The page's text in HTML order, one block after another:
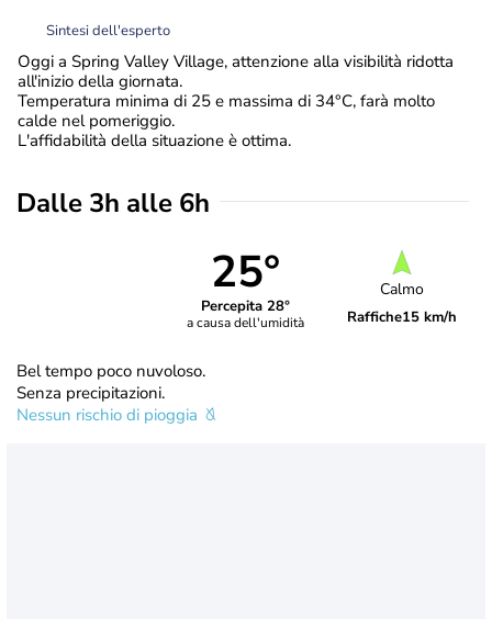
Sintesi dell'esperto
Oggi a Spring Valley Village, attenzione alla visibilità ridotta
all'inizio della giornata.
Temperatura minima di 25 e massima di 34°C, farà molto
calde nel pomeriggio.
L'affidabilità della situazione è ottima.
Dalle 3h alle 6h
25°
Percepita 28°
a causa dell'umidità
Calmo
Raffiche15 km/h
Bel tempo poco nuvoloso.
Senza precipitazioni.
Nessun rischio di pioggia